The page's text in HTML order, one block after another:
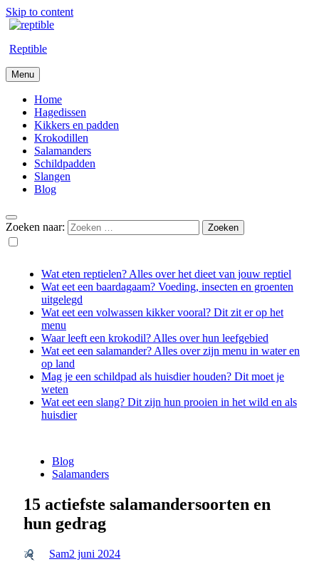
Skip to content
Reptible
Menu
Home
Hagedissen
Kikkers en padden
Krokodillen
Salamanders
Schildpadden
Slangen
Blog
Zoeken naar:
Wat eten reptielen? Alles over het dieet van jouw reptiel
Wat eet een baardagaam? Voeding, insecten en groenten
uitgelegd
Wat eet een volwassen kikker vooral? Dit zit er op het
menu
Waar leeft een krokodil? Alles over hun leefgebied
Wat eet een salamander? Alles over zijn menu in water en
op land
Mag je een schildpad als huisdier houden? Dit moet je
weten
Wat eet een slang? Dit zijn hun prooien in het wild en als
huisdier
Blog
Salamanders
15 actiefste salamandersoorten en
hun gedrag
Sam2 juni 2024